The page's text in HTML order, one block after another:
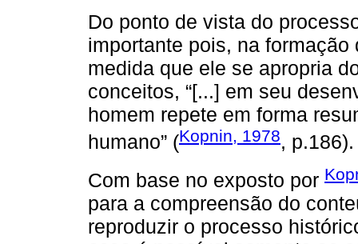
Do ponto de vista do
importante pois, na
medida que ele se apropria
conceitos, “[...] em seu
homem repete em forma
humano” (Kopnin, 1978, p.186).
Com base no exposto por
para a compreensão do
reproduzir o processo